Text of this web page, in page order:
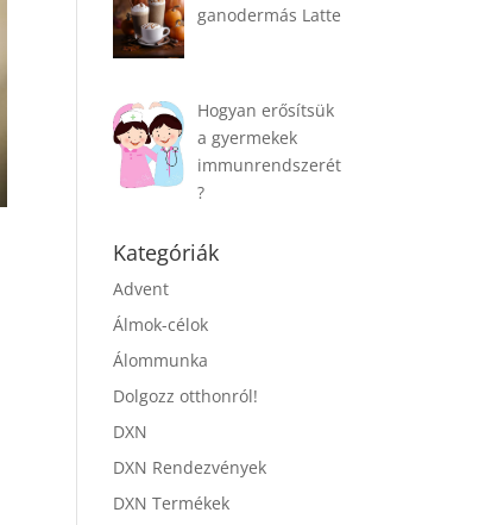
ganodermás Latte
Hogyan erősítsük
a gyermekek
immunrendszerét
?
Kategóriák
Advent
Álmok-célok
Álommunka
Dolgozz otthonról!
DXN
DXN Rendezvények
DXN Termékek